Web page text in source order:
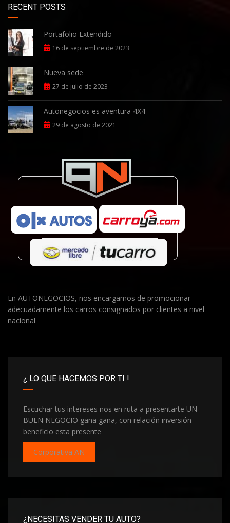
RECENT POSTS
Portafolio Extendido
16 de septiembre de 2023
Nueva sede
27 de julio de 2023
Autonegocios es aventura 4X4
29 de agosto de 2021
En AUTONEGOCIOS, nos encargamos de promocionar
adecuadamente los carros consignados por clientes a nivel
nacional
¿ LO QUE HACEMOS POR TI !
Escuchar tus intereses nos en ruta a presentarte UN
BUEN NEGOCIO gana gana, con relación inversión
beneficio esta presente
Corporativa AN
¿NECESITAS VENDER TU AUTO?